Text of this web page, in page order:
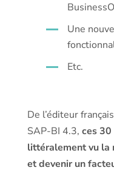
Une
Etc.
De l’éditeur
SAP-BI 4.3, ces
littéralement vu la
et devenir un